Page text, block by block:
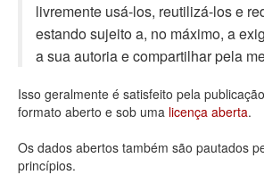
Processo Legislativo
Deputados Estaduais
Administração
Legislação
Agenda
livremente usá-los, reutilizá-los e
estando sujeito a, no máximo, a
a sua autoria e compartilhar pela
Isso geralmente é satisfeito pela
formato aberto e sob uma licença aberta.
Os dados abertos também são pautados
princípios.